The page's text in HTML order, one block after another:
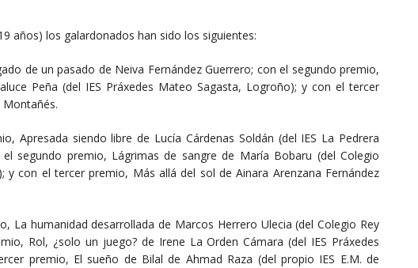
años) los galardonados han sido los siguientes:
de un pasado de Neiva Fernández Guerrero; con el segundo premio,
Peña (del IES Práxedes Mateo Sagasta, Logroño); y con el tercer
Apresada siendo libre de Lucía Cárdenas Soldán (del IES La Pedrera
segundo premio, Lágrimas de sangre de María Bobaru (del Colegio
y con el tercer premio, Más allá del sol de Ainara Arenzana Fernández
La humanidad desarrollada de Marcos Herrero Ulecia (del Colegio Rey
Rol, ¿solo un juego? de Irene La Orden Cámara (del IES Práxedes
premio, El sueño de Bilal de Ahmad Raza (del propio IES E.M. de